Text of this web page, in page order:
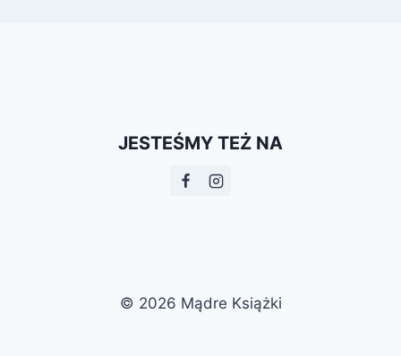
JESTEŚMY TEŻ NA
© 2026 Mądre Książki